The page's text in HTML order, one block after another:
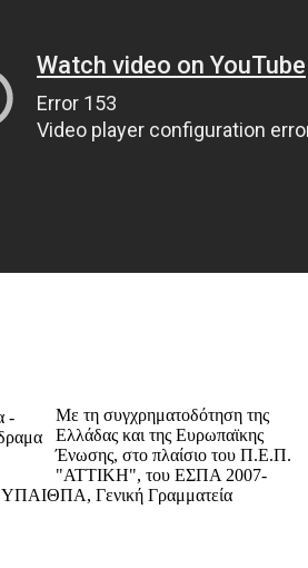
Με τη συγχρηματοδότηση της
Ελλάδας και της Ευρωπαϊκης
Ένωσης, στο πλαίσιο του Π.Ε.Π.
"ΑΤΤΙΚΗ", του ΕΣΠΑ 2007-
ΥΠΑΙΘΠΑ, Γενική Γραμματεία